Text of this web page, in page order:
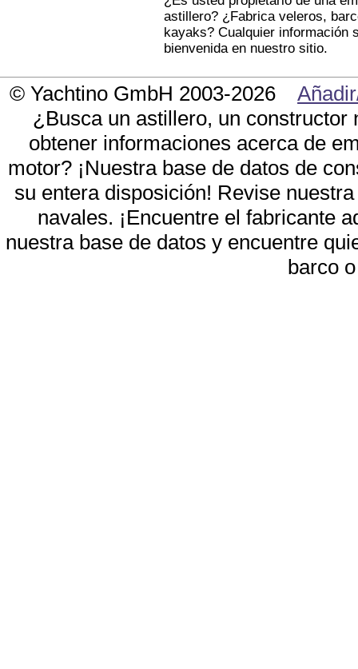
astillero? ¿Fabrica veleros,
kayaks? Cualquier información
bienvenida en nuestro sitio.
© Yachtino GmbH 2003-2026
¿Busca un astillero, un
obtener informaciones acerca de
motor? ¡Nuestra base de datos de
su entera disposición! Revise
navales. ¡Encuentre el fabricante
nuestra base de datos y encuentre
barco